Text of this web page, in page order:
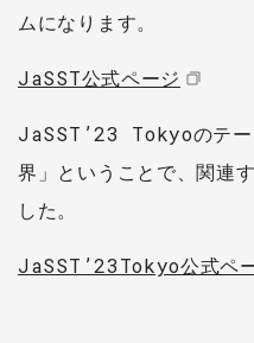
ムになります。
JaSST公式ページ
JaSST’23 Tokyoのテー
界」ということで、関連
した。
JaSST’23Tokyo公式ペ